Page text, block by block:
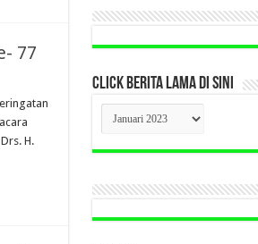
77
H.
CLICK BERITA LAMA DI SINI
CLICK
BERITA
LAMA
DI